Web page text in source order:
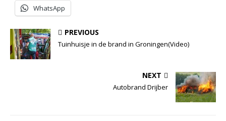
WhatsApp
PREVIOUS
Tuinhuisje in de brand in Groningen(Video)
NEXT
Autobrand Drijber